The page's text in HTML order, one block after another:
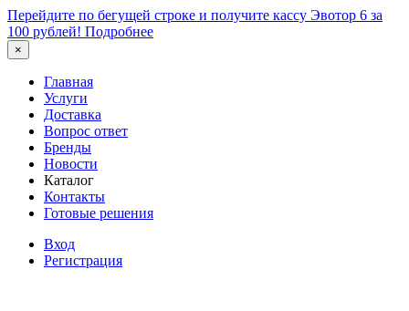
Перейдите по бегущей строке и получите кассу Эвотор 6 за
100 рублей! Подробнее
×
Главная
Услуги
Доставка
Вопрос ответ
Бренды
Новости
Каталог
Контакты
Готовые решения
Вход
Регистрация